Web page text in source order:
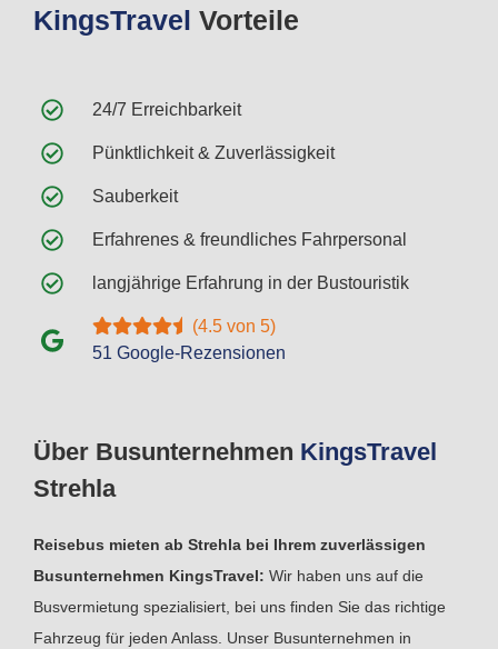
Über Busunternehmen KingsTravel
Strehla
Reisebus mieten ab Strehla bei Ihrem zuverlässigen
Busunternehmen KingsTravel: Wir haben uns auf die
Busvermietung spezialisiert, bei uns finden Sie das richtige
Fahrzeug für jeden Anlass. Unser Busunternehmen in
KingsTravel Vorteile
24/7 Erreichbarkeit
Pünktlichkeit & Zuverlässigkeit
Sauberkeit
Erfahrenes & freundliches Fahrpersonal
langjährige Erfahrung in der Bustouristik
(4.5 von 5)
51 Google-Rezensionen